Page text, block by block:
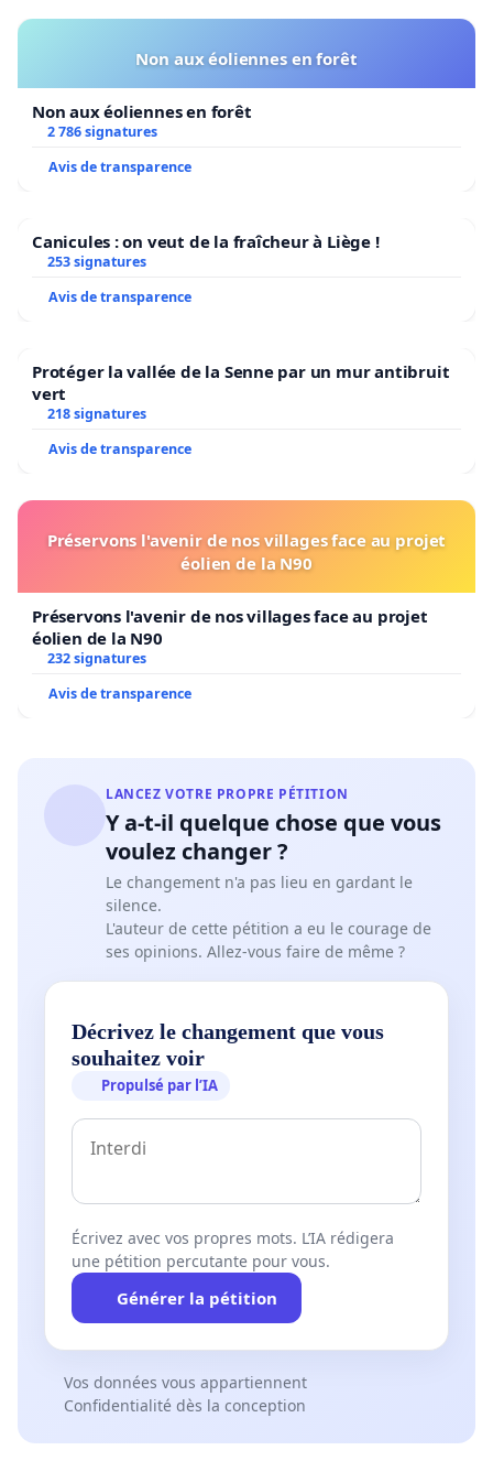
Non aux éoliennes en forêt
Non aux éoliennes en forêt
2 786 signatures
Avis de transparence
Canicules : on veut de la fraîcheur à Liège !
253 signatures
Avis de transparence
Protéger la vallée de la Senne par un mur antibruit
vert
218 signatures
Avis de transparence
Préservons l'avenir de nos villages face au projet
éolien de la N90
Préservons l'avenir de nos villages face au projet
éolien de la N90
232 signatures
Avis de transparence
LANCEZ VOTRE PROPRE PÉTITION
Y a-t-il quelque chose que vous
voulez changer ?
Le changement n'a pas lieu en gardant le
silence.
L'auteur de cette pétition a eu le courage de
ses opinions. Allez-vous faire de même ?
Décrivez le changement que vous
souhaitez voir
Propulsé par l’IA
Écrivez avec vos propres mots. L’IA rédigera
une pétition percutante pour vous.
Générer la pétition
Vos données vous appartiennent
Confidentialité dès la conception